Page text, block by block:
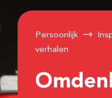
Persoonlijk
verhalen